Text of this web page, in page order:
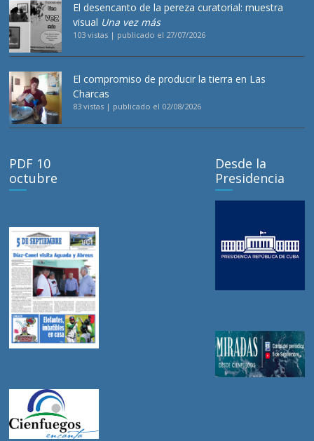
El desencanto de la pereza curatorial: muestra
visual Una vez más
103 vistas | publicado el 27/07/2026
El compromiso de producir la tierra en Las
Charcas
83 vistas | publicado el 02/08/2026
PDF 10
octubre
Desde la
Presidencia